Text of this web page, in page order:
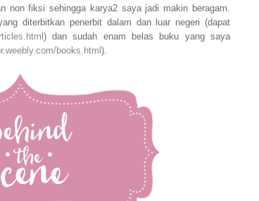
non fiksi sehingga karya2 saya jadi makin beragam.
diterbitkan penerbit dalam dan luar negeri (dapat
) dan sudah enam belas buku yang saya
books.html ).